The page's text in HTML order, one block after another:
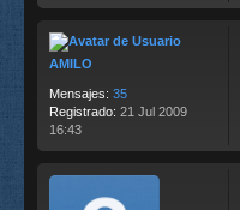
AMILO
Mensajes: 35
Registrado: 21 Jul 2009
16:43